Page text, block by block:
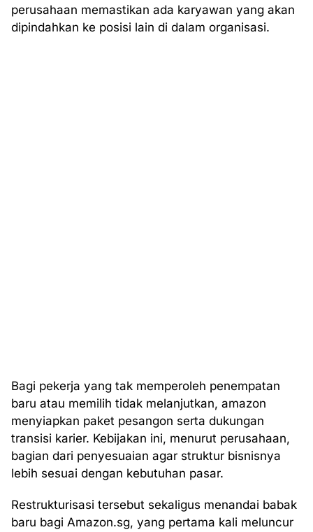
perusahaan memastikan ada karyawan yang akan
dipindahkan ke posisi lain di dalam organisasi.
Bagi pekerja yang tak memperoleh penempatan
baru atau memilih tidak melanjutkan, amazon
menyiapkan paket pesangon serta dukungan
transisi karier. Kebijakan ini, menurut perusahaan,
bagian dari penyesuaian agar struktur bisnisnya
lebih sesuai dengan kebutuhan pasar.
Restrukturisasi tersebut sekaligus menandai babak
baru bagi Amazon.sg, yang pertama kali meluncur